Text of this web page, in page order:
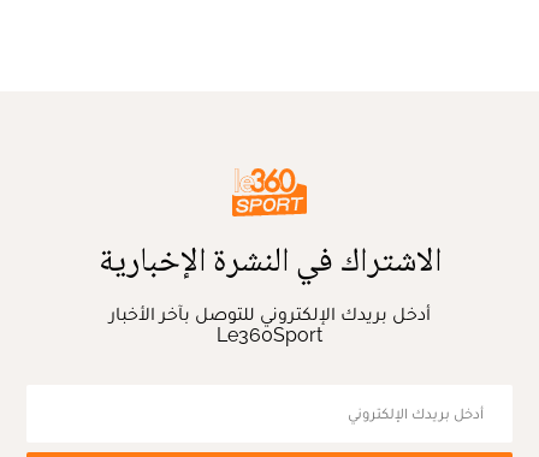
الاشتراك في النشرة الإخبارية
أدخل بريدك الإلكتروني للتوصل بآخر الأخبار
Le360Sport